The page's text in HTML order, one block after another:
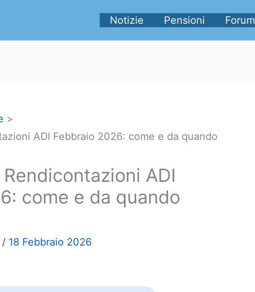
Notizie Pensioni Forum
ADI Febbraio 2026: come e da quando
ADI
come e da quando
/ 18 Febbraio 2026